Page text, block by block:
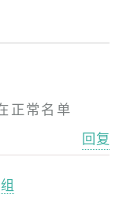
正常名单
回复